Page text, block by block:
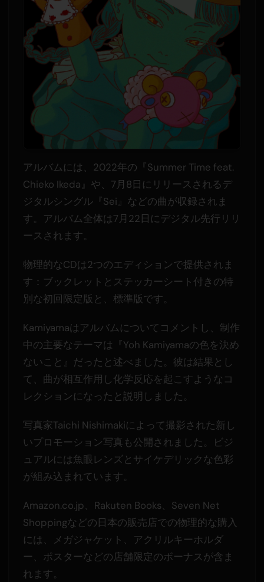
アルバムには、2022年の『Summer Time feat.
Chieko Ikeda』や、7月8日にリリースされるデ
ジタルシングル『Sei』などの曲が収録されま
す。アルバム全体は7月22日にデジタル先行リリ
ースされます。
物理的なCDは2つのエディションで提供されま
す：ブックレットとステッカーシート付きの特
別な初回限定版と、標準版です。
Kamiyamaはアルバムについてコメントし、制作
中の主要なテーマは『Yoh Kamiyamaの色を決め
ないこと』だったと述べました。彼は結果とし
て、曲が相互作用し化学反応を起こすようなコ
レクションになったと説明しました。
写真家Taichi Nishimakiによって撮影された新し
いプロモーション写真も公開されました。ビジ
ュアルには魚眼レンズとサイケデリックな色彩
が組み込まれています。
Amazon.co.jp、Rakuten Books、Seven Net
Shoppingなどの日本の販売店での物理的な購入
には、メガジャケット、アクリルキーホルダ
ー、ポスターなどの店舗限定のボーナスが含ま
れます。